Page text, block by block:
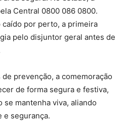
Central 0800 086 0800.
por perto, a primeira
pelo disjuntor geral antes de
prevenção, a comemoração
de forma segura e festiva,
se mantenha viva, aliando
e segurança.